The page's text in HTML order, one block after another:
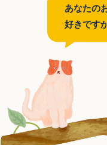
あなたの
好きです